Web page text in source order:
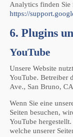
Analytics finden Sie
https://
6. Plugins
YouTube
Unsere Website
YouTube. Betreiber
Ave., San Bruno,
Wenn Sie eine
Seiten besuchen,
YouTube
welche unserer